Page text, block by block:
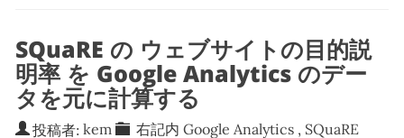
SQuaRE の ウェブサイトの目的説
明率 を Google Analytics のデー
タを元に計算する
投稿者: kem 右記内Google Analytics , SQuaRE